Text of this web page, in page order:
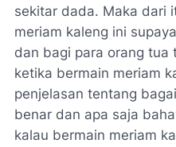
sekitar dada. Maka dari
meriam kaleng ini
dan bagi para orang tua
ketika bermain meriam
penjelasan tentang
benar dan apa saja
kalau bermain meriam